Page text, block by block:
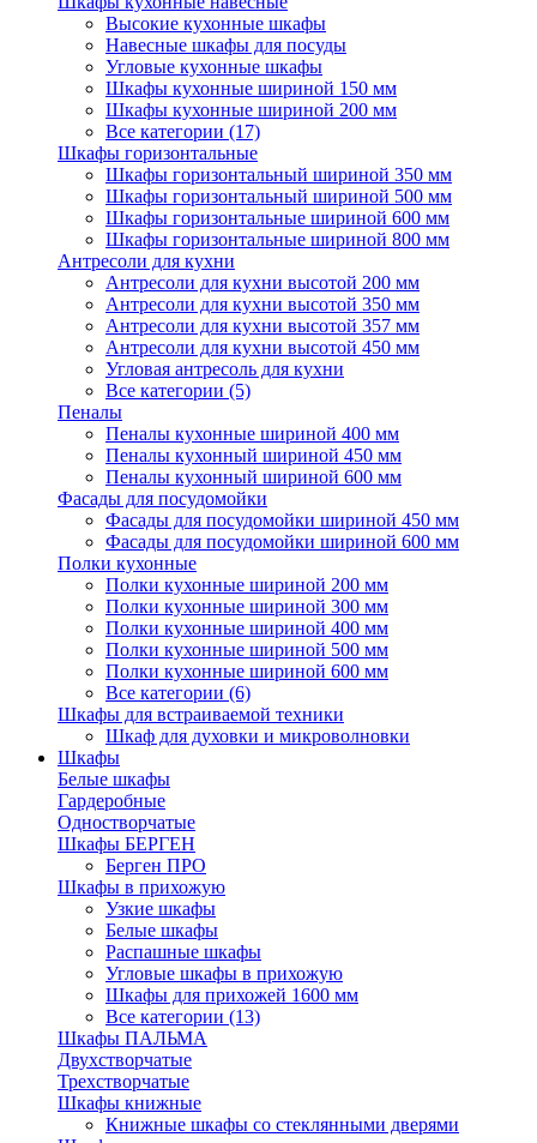
Высокие кухонные шкафы
Навесные шкафы для посуды
Угловые кухонные шкафы
Шкафы кухонные шириной 150 мм
Шкафы кухонные шириной 200 мм
Все категории (17)
Шкафы горизонтальные
Шкафы горизонтальный шириной 350 мм
Шкафы горизонтальный шириной 500 мм
Шкафы горизонтальные шириной 600 мм
Шкафы горизонтальные шириной 800 мм
Антресоли для кухни
Антресоли для кухни высотой 200 мм
Антресоли для кухни высотой 350 мм
Антресоли для кухни высотой 357 мм
Антресоли для кухни высотой 450 мм
Угловая антресоль для кухни
Все категории (5)
Пеналы
Пеналы кухонные шириной 400 мм
Пеналы кухонный шириной 450 мм
Пеналы кухонный шириной 600 мм
Фасады для посудомойки
Фасады для посудомойки шириной 450 мм
Фасады для посудомойки шириной 600 мм
Полки кухонные
Полки кухонные шириной 200 мм
Полки кухонные шириной 300 мм
Полки кухонные шириной 400 мм
Полки кухонные шириной 500 мм
Полки кухонные шириной 600 мм
Все категории (6)
Шкафы для встраиваемой техники
Шкаф для духовки и микроволновки
Шкафы
Белые шкафы
Гардеробные
Одностворчатые
Шкафы БЕРГЕН
Берген ПРО
Шкафы в прихожую
Узкие шкафы
Белые шкафы
Распашные шкафы
Угловые шкафы в прихожую
Шкафы для прихожей 1600 мм
Все категории (13)
Шкафы ПАЛЬМА
Двухстворчатые
Трехстворчатые
Шкафы книжные
Книжные шкафы со стеклянными дверями